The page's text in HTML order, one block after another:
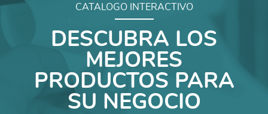
CATALOGO INTERACTIVO
DESCUBRA LOS
MEJORES
PRODUCTOS PARA
SU NEGOCIO